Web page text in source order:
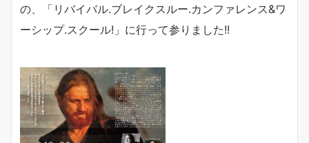
の、「リバイバル.ブレイクスルー.カンファレンス&ワ
ーシップ.スクール!」に行って参りました!!